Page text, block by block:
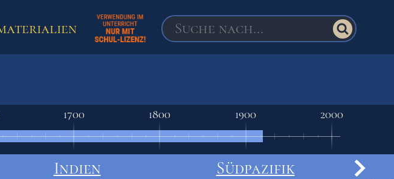
1700 1800 1900 2000
Indien Südpazifik